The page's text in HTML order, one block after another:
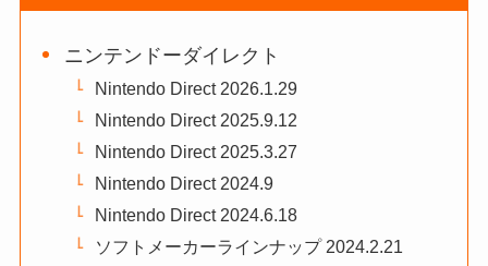
ニンテンドーダイレクト
Nintendo Direct 2026.1.29
Nintendo Direct 2025.9.12
Nintendo Direct 2025.3.27
Nintendo Direct 2024.9
Nintendo Direct 2024.6.18
ソフトメーカーラインナップ 2024.2.21